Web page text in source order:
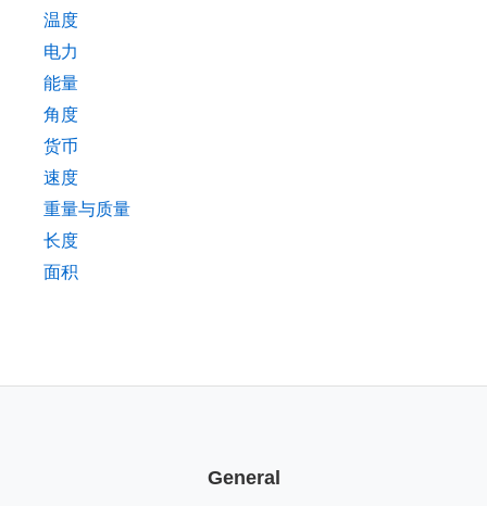
温度
电力
能量
角度
货币
速度
重量与质量
长度
面积
General